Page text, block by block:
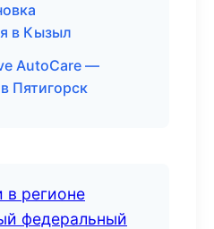
в Кызыл
AutoCare —
Пятигорск
в регионе
федеральный